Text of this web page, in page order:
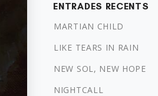
ENTRADES RECENTS
MARTIAN CHILD
LIKE TEARS IN RAIN
NEW SOL, NEW HOPE
NIGHTCALL